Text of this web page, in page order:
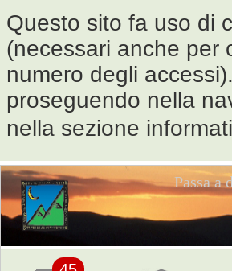
Questo sito fa uso di
(necessari anche per
numero degli
proseguendo nella
nella sezione
Pagina
iniziale
Passa a